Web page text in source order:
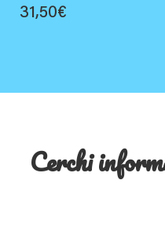
31,50€
Cerchi